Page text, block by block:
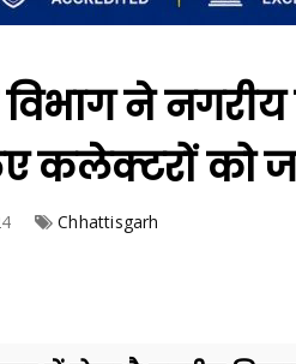
ने नगरीय
कलेक्टरों को
Chhattisgarh